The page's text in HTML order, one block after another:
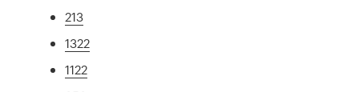
213
1322
1122